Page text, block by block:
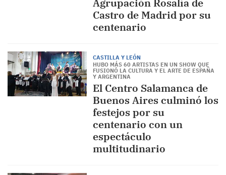
Agrupación Rosalía de
Castro de Madrid por su
centenario
CASTILLA Y LEÓN
HUBO MÁS 60 ARTISTAS EN UN SHOW QUE
FUSIONÓ LA CULTURA Y EL ARTE DE ESPAÑA
Y ARGENTINA
El Centro Salamanca de
Buenos Aires culminó los
festejos por su
centenario con un
espectáculo
multitudinario